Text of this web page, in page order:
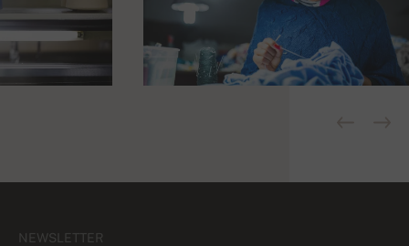
NEWSLETTER